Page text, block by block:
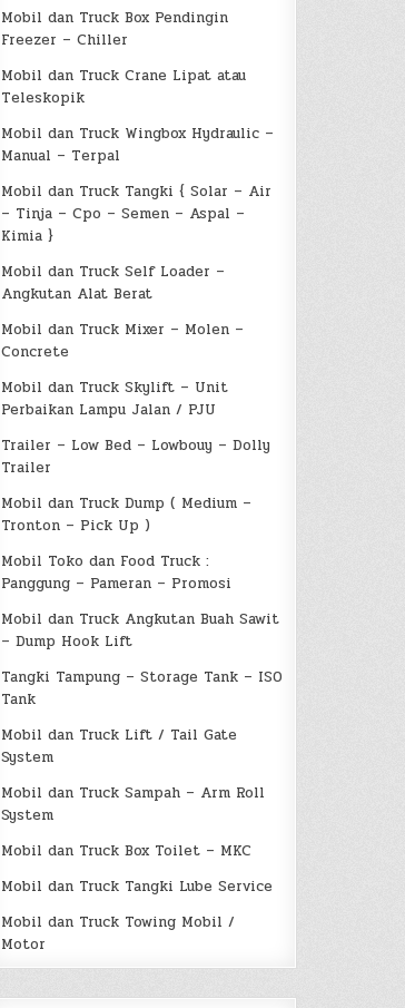
Mobil dan Truck Box Pendingin
Freezer – Chiller
Mobil dan Truck Crane Lipat atau
Teleskopik
Mobil dan Truck Wingbox Hydraulic –
Manual – Terpal
Mobil dan Truck Tangki { Solar – Air
– Tinja – Cpo – Semen – Aspal –
Kimia }
Mobil dan Truck Self Loader –
Angkutan Alat Berat
Mobil dan Truck Mixer – Molen –
Concrete
Mobil dan Truck Skylift – Unit
Perbaikan Lampu Jalan / PJU
Trailer – Low Bed – Lowbouy – Dolly
Trailer
Mobil dan Truck Dump ( Medium –
Tronton – Pick Up )
Mobil Toko dan Food Truck :
Panggung – Pameran – Promosi
Mobil dan Truck Angkutan Buah Sawit
– Dump Hook Lift
Tangki Tampung – Storage Tank – ISO
Tank
Mobil dan Truck Lift / Tail Gate
System
Mobil dan Truck Sampah – Arm Roll
System
Mobil dan Truck Box Toilet – MKC
Mobil dan Truck Tangki Lube Service
Mobil dan Truck Towing Mobil /
Motor